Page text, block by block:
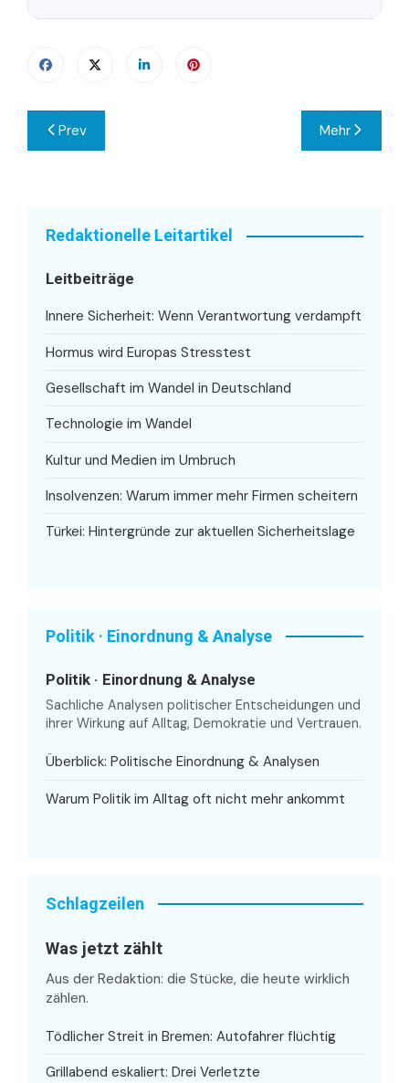
Beitragsnavigation
Prev Mehr
Redaktionelle Leitartikel
Leitbeiträge
Innere Sicherheit: Wenn Verantwortung verdampft
Hormus wird Europas Stresstest
Gesellschaft im Wandel in Deutschland
Technologie im Wandel
Kultur und Medien im Umbruch
Insolvenzen: Warum immer mehr Firmen scheitern
Türkei: Hintergründe zur aktuellen Sicherheitslage
Politik · Einordnung & Analyse
Politik · Einordnung & Analyse
Sachliche Analysen politischer Entscheidungen und
ihrer Wirkung auf Alltag, Demokratie und Vertrauen.
Überblick: Politische Einordnung & Analysen
Warum Politik im Alltag oft nicht mehr ankommt
Schlagzeilen
Was jetzt zählt
Aus der Redaktion: die Stücke, die heute wirklich
zählen.
Tödlicher Streit in Bremen: Autofahrer flüchtig
Grillabend eskaliert: Drei Verletzte